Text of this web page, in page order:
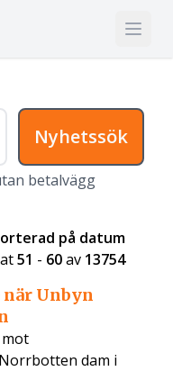
Nyhetssök
betalvägg
på datum
51 - 60av 13754
Unbyn
dam i